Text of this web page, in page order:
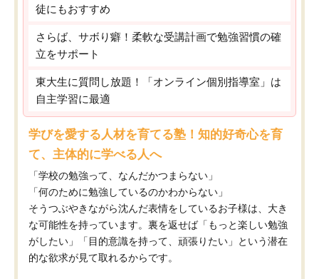
徒にもおすすめ
さらば、サボり癖！柔軟な受講計画で勉強習慣の確
立をサポート
東大生に質問し放題！「オンライン個別指導室」は
自主学習に最適
学びを愛する人材を育てる塾！知的好奇心を育
て、主体的に学べる人へ
「学校の勉強って、なんだかつまらない」
「何のために勉強しているのかわからない」
そうつぶやきながら沈んだ表情をしているお子様は、大き
な可能性を持っています。裏を返せば「もっと楽しい勉強
がしたい」「目的意識を持って、頑張りたい」という潜在
的な欲求が見て取れるからです。